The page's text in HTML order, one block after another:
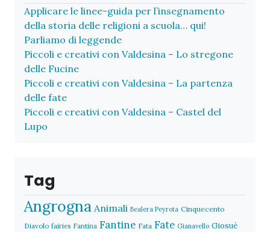
Applicare le linee-guida per l’insegnamento
della storia delle religioni a scuola… qui!
Parliamo di leggende
Piccoli e creativi con Valdesina – Lo stregone
delle Fucine
Piccoli e creativi con Valdesina – La partenza
delle fate
Piccoli e creativi con Valdesina – Castel del
Lupo
Tag
Angrogna Animali Bealera Peyrota Cinquecento
Diavolo fairies Fantina Fantine Fata Fate Gianavello Giosuè